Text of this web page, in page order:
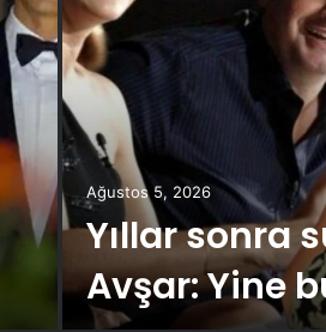
Ağustos 5, 2026
Yıllar sonra
Avşar: Yine